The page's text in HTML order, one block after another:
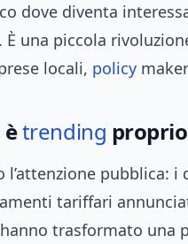
dove diventa
una piccola
locali, policy
trending
l’attenzione pubblica:
tariffari
trasformato una